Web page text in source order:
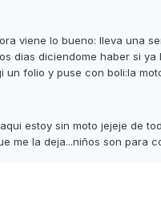
viene lo bueno: lleva una
dias diciendome haber si ya
un folio y puse con boli:la
estoy sin moto jejeje de
me la deja...niños son para